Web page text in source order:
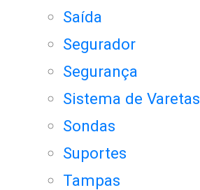
Saída
Segurador
Segurança
Sistema de Varetas
Sondas
Suportes
Tampas